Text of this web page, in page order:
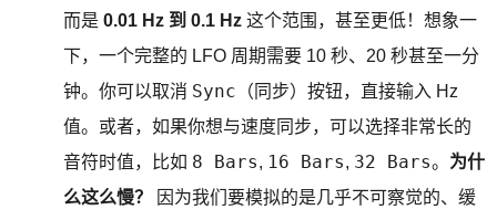
而是 0.01 Hz 到 0.1 Hz这个范围，甚至更低！想象一
下，一个完整的 LFO 周期需要 10 秒、20 秒甚至一分
钟。你可以取消 Sync （同步）按钮，直接输入 Hz
值。或者，如果你想与速度同步，可以选择非常长的
音符时值，比如 8 Bars, 16 Bars, 32 Bars。 为什
么这么慢？
因为我们要模拟的是几乎不可察觉的、缓